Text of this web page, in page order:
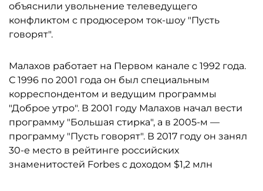
объяснили увольнение телеведущего
конфликтом с продюсером ток-шоу "Пусть
говорят".
Малахов работает на Первом канале с 1992 года.
С 1996 по 2001 года он был специальным
корреспондентом и ведущим программы
"Доброе утро". В 2001 году Малахов начал вести
программу "Большая стирка", а в 2005-м —
программу "Пусть говорят". В 2017 году он занял
30-е место в рейтинге российских
знаменитостей Forbes с доходом $1,2 млн